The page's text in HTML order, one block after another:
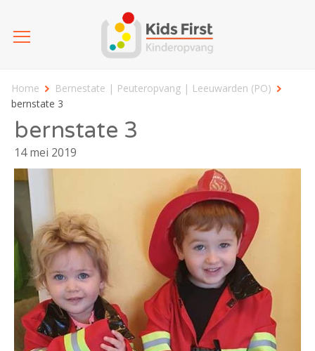
Home
Bernestate | Peuteropvang | Leeuwarden (PO)
bernstate 3
bernstate 3
14 mei 2019